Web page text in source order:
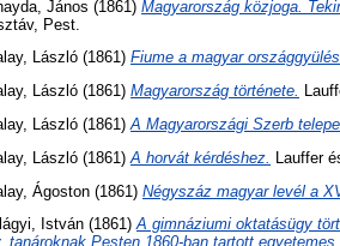
János (1861) Magyarország közjoga.
Pest.
László (1861) Fiume a magyar
László (1861) Magyarország története.
László (1861)A Magyarországi Szerb
László (1861) A horvát kérdéshez.
Lauffer
Ágoston (1861) Négyszáz magyar levél a
István (1861)A gimnáziumi oktatásügy
tanároknak Pesten 1860-ban tartott egyetemes